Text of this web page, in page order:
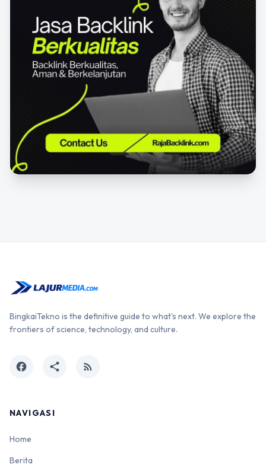
BingkaiTekno is the definitive guide to what's next. We explore the
frontiers of science, technology, and culture.
facebook share rss_feed
NAVIGASI
Home
Berita